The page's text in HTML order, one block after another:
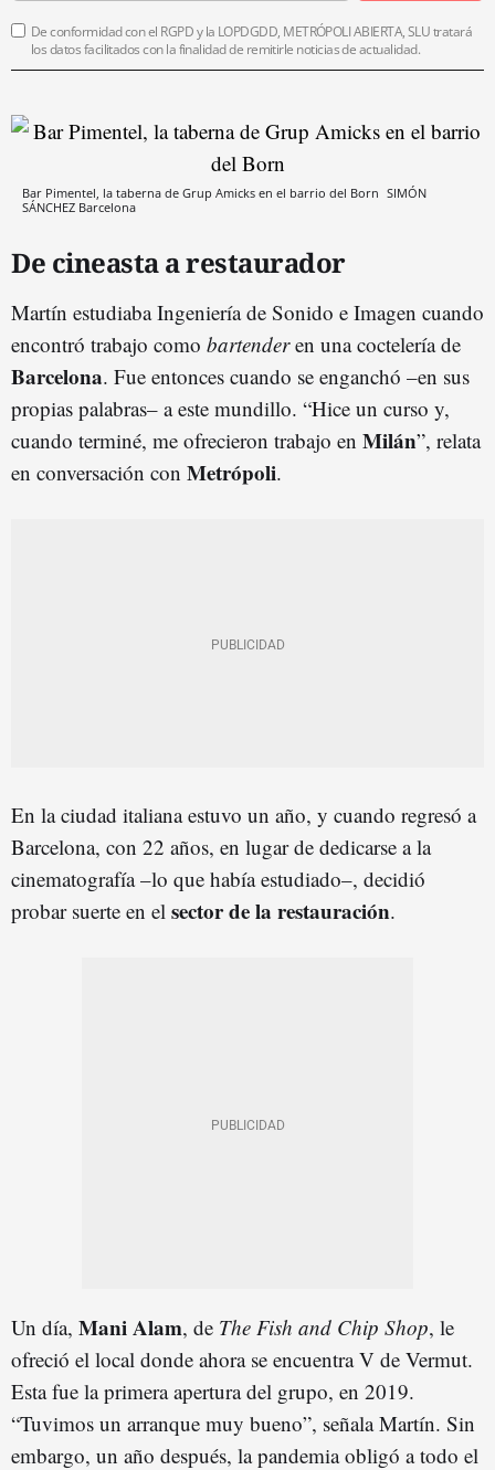
De conformidad con el RGPD y la LOPDGDD, METRÓPOLI ABIERTA, SLU tratará
los datos facilitados con la finalidad de remitirle noticias de actualidad.
Bar Pimentel, la taberna de Grup Amicks en el barrio del Born SIMÓN
SÁNCHEZ Barcelona
De cineasta a restaurador
Martín estudiaba Ingeniería de Sonido e Imagen cuando
encontró trabajo como bartenderen una coctelería de
Barcelona. Fue entonces cuando se enganchó –en sus
propias palabras– a este mundillo. “Hice un curso y,
cuando terminé, me ofrecieron trabajo en Milán”, relata
en conversación con Metrópoli.
En la ciudad italiana estuvo un año, y cuando regresó a
Barcelona, con 22 años, en lugar de dedicarse a la
cinematografía –lo que había estudiado–, decidió
probar suerte en el sector de la restauración.
Un día, Mani Alam, de The Fish and Chip Shop, le
ofreció el local donde ahora se encuentra V de Vermut.
Esta fue la primera apertura del grupo, en 2019.
“Tuvimos un arranque muy bueno”, señala Martín. Sin
embargo, un año después, la pandemia obligó a todo el